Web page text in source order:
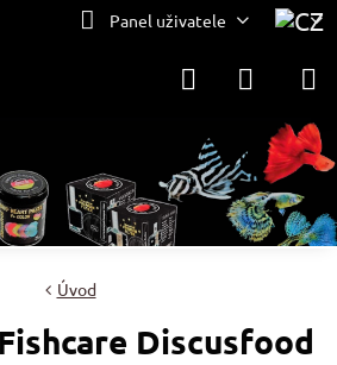
Panel uživatele
Úvod
Discusfood